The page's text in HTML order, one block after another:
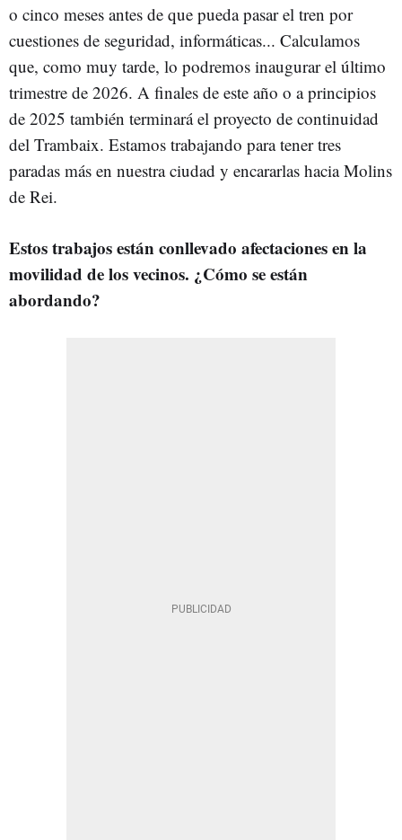
o cinco meses antes de que pueda pasar el tren por
cuestiones de seguridad, informáticas... Calculamos
que, como muy tarde, lo podremos inaugurar el último
trimestre de 2026. A finales de este año o a principios
de 2025 también terminará el proyecto de continuidad
del Trambaix. Estamos trabajando para tener tres
paradas más en nuestra ciudad y encararlas hacia Molins
de Rei.
Estos trabajos están conllevado afectaciones en la
movilidad de los vecinos. ¿Cómo se están
abordando?